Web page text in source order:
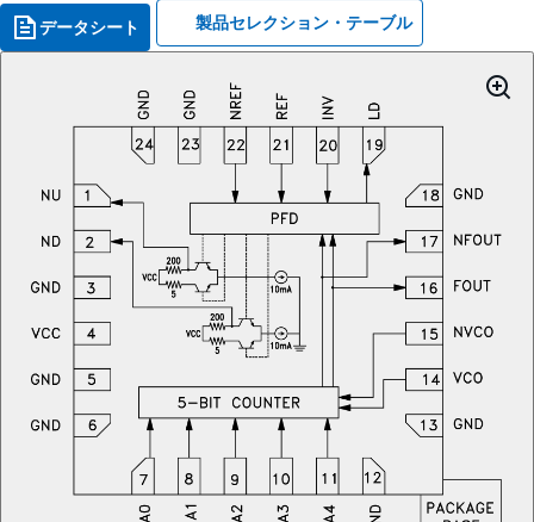
データシート 製品セレクション・テーブル